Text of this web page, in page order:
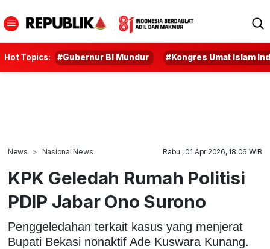
Hot Topics: #Gubernur BI Mundur #Kongres Umat Islam
News Nasional News Rabu , 01 Apr 2026, 18:06 WIB
KPK Geledah Rumah Politisi
PDIP Jabar Ono Surono
Penggeledahan terkait kasus yang menjerat
Bupati Bekasi nonaktif Ade Kuswara Kunang.